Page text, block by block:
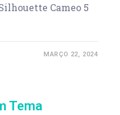
Cameo 5
MARÇO 22, 2024
Tema